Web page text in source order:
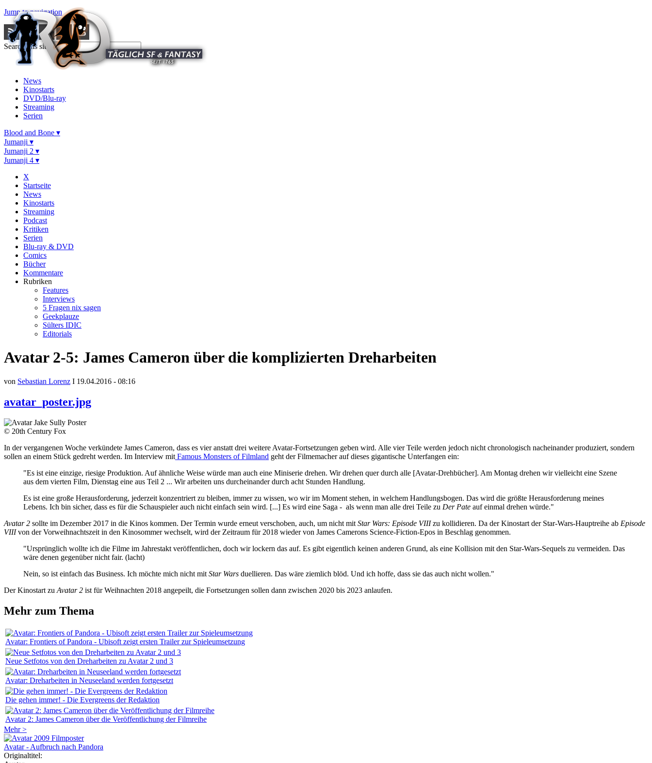
Jump to navigation
Search this site
News
Kinostarts
DVD/Blu-ray
Streaming
Serien
Blood and Bone ▾
Jumanji ▾
Jumanji 2 ▾
Jumanji 4 ▾
X
Startseite
News
Kinostarts
Streaming
Podcast
Kritiken
Serien
Blu-ray & DVD
Comics
Bücher
Kommentare
Rubriken
Features
Interviews
5 Fragen nix sagen
Geekplauze
Sülters IDIC
Editorials
Avatar 2-5: James Cameron über die komplizierten Dreharbeiten
von Sebastian Lorenz I 19.04.2016 - 08:16
avatar_poster.jpg
© 20th Century Fox
In der vergangenen Woche verkündete James Cameron, dass es vier anstatt drei weitere Avatar-Fortsetzungen geben wird. Alle vier Teile werden jedoch nicht chronologisch nacheinander produziert, sondern
sollen an einem Stück gedreht werden. Im Interview mit Famous Monsters of Filmland geht der Filmemacher auf dieses gigantische Unterfangen ein:
"Es ist eine einzige, riesige Produktion. Auf ähnliche Weise würde man auch eine Miniserie drehen. Wir drehen quer durch alle [Avatar-Drehbücher]. Am Montag drehen wir vielleicht eine Szene
aus dem vierten Film, Dienstag eine aus Teil 2 ... Wir arbeiten uns durcheinander durch acht Stunden Handlung.
Es ist eine große Herausforderung, jederzeit konzentriert zu bleiben, immer zu wissen, wo wir im Moment stehen, in welchem Handlungsbogen. Das wird die größte Herausforderung meines
Lebens. Ich bin sicher, dass es für die Schauspieler auch nicht einfach sein wird. [...] Es wird eine Saga - als wenn man alle drei Teile zu Der Pate auf einmal drehen würde."
Avatar 2 sollte im Dezember 2017 in die Kinos kommen. Der Termin wurde erneut verschoben, auch, um nicht mit Star Wars: Episode VIIIzu kollidieren. Da der Kinostart der Star-Wars-Hauptreihe ab Episode
VIIIvon der Vorweihnachtszeit in den Kinosommer wechselt, wird der Zeitraum für 2018 wieder von James Camerons Science-Fiction-Epos in Beschlag genommen.
"Ursprünglich wollte ich die Filme im Jahrestakt veröffentlichen, doch wir lockern das auf. Es gibt eigentlich keinen anderen Grund, als eine Kollision mit den Star-Wars-Sequels zu vermeiden. Das
wäre denen gegenüber nicht fair. (lacht)
Nein, so ist einfach das Business. Ich möchte mich nicht mit Star Wars duellieren. Das wäre ziemlich blöd. Und ich hoffe, dass sie das auch nicht wollen."
Der Kinostart zu Avatar 2 ist für Weihnachten 2018 angepeilt, die Fortsetzungen sollen dann zwischen 2020 bis 2023 anlaufen.
Mehr zum Thema
Avatar: Frontiers of Pandora - Ubisoft zeigt ersten Trailer zur Spieleumsetzung
Neue Setfotos von den Dreharbeiten zu Avatar 2 und 3
Avatar: Dreharbeiten in Neuseeland werden fortgesetzt
Die gehen immer! - Die Evergreens der Redaktion
Avatar 2: James Cameron über die Veröffentlichung der Filmreihe
Mehr >
Avatar - Aufbruch nach Pandora
Originaltitel: